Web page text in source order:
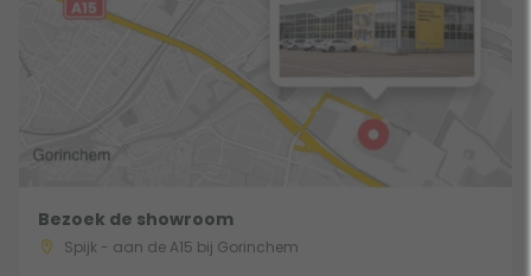
Bezoek de showroom
Spijk - aan de A15 bij Gorinchem